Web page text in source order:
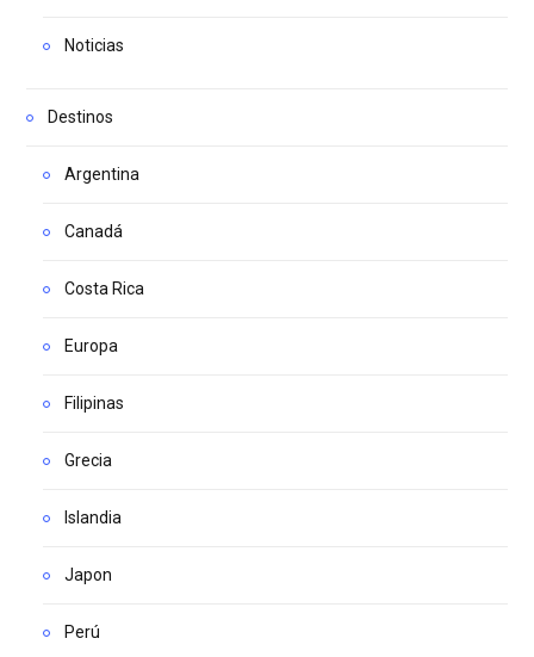
Noticias
Destinos
Argentina
Canadá
Costa Rica
Europa
Filipinas
Grecia
Islandia
Japon
Perú